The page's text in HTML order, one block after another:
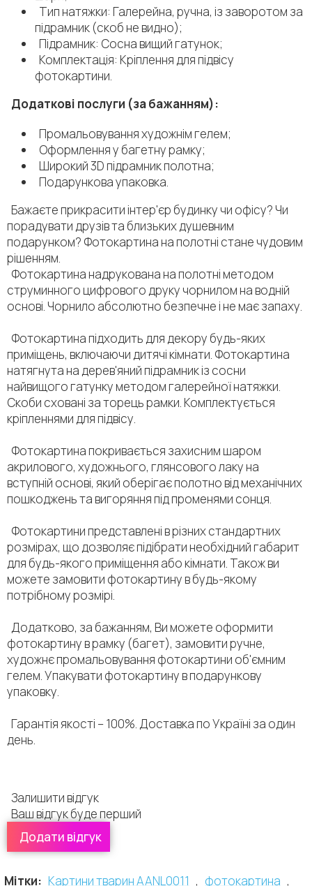
Тип натяжки: Галерейна, ручна, із заворотом за
підрамник (скоб не видно);
Підрамник: Сосна вищий гатунок;
Комплектація: Кріплення для підвісу
фотокартини.
Додаткові послуги (за бажанням):
Промальовування художнім гелем;
Оформлення у багетну рамку;
Широкий 3D підрамник полотна;
Подарункова упаковка.
Бажаєте прикрасити інтер'єр будинку чи офісу? Чи
порадувати друзів та близьких душевним
подарунком? Фотокартина на полотні стане чудовим
рішенням.
Фотокартина надрукована на полотні методом
струминного цифрового друку чорнилом на водній
основі. Чорнило абсолютно безпечне і не має запаху.
Фотокартина підходить для декору будь-яких
приміщень, включаючи дитячі кімнати. Фотокартина
натягнута на дерев'яний підрамник із сосни
найвищого гатунку методом галерейної натяжки.
Скоби сховані за торець рамки. Комплектується
кріпленнями для підвісу.
Фотокартина покривається захисним шаром
акрилового, художнього, глянсового лаку на
вступній основі, який оберігає полотно від механічних
пошкоджень та вигоряння під променями сонця.
Фотокартини представлені в різних стандартних
розмірах, що дозволяє підібрати необхідний габарит
для будь-якого приміщення або кімнати. Також ви
можете замовити фотокартину в будь-якому
потрібному розмірі.
Додатково, за бажанням, Ви можете оформити
фотокартину в рамку (багет), замовити ручне,
художнє промальовування фотокартини об'ємним
гелем. Упакувати фотокартину в подарункову
упаковку.
Гарантія якості – 100%. Доставка по Україні за один
день.
Залишити відгук
Ваш відгук буде перший
Додати відгук
Залишити відгук:
Оцінити цей продукт:
Мітки: Картини тварин AANL0011 , фотокартина ,